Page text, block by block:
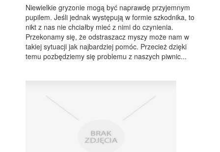
Niewielkie gryzonie mogą być naprawdę przyjemnym
pupilem. Jeśli jednak występują w formie szkodnika, to
nikt z nas nie chciałby mieć z nimi do czynienia.
Przekonamy się, że odstraszacz myszy może nam w
takiej sytuacji jak najbardziej pomóc. Przecież dzięki
temu pozbędziemy się problemu z naszych piwnic...